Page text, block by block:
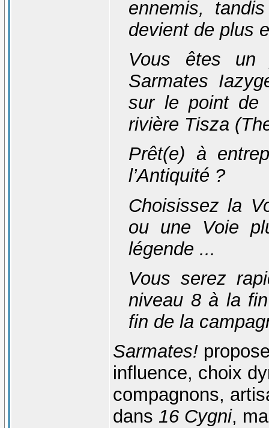
ennemis,
devient de plus
Vous êtes un
Sarmates
sur le point de
rivière Tisza
Prêt(e) à
l’Antiquité ?
Choisissez la
ou une Voie
légende ...
Vous serez
niveau 8 à la
fin de la
Sarmates!
influence, choix
compagnons,
dans 16 Cygni,